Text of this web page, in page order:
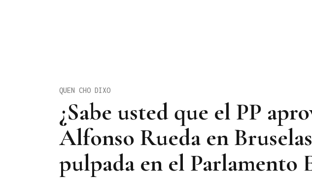
¿Sabe usted que el PP
Alfonso Rueda en
pulpada en el Parlamento
QUEN CHO DIXO